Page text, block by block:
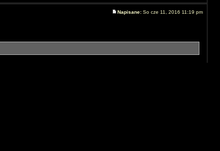
Napisane: So cze 11, 2016 11:19 pm